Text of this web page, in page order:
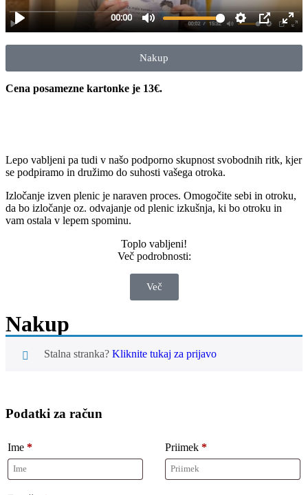
Nakup
Cena posamezne kartonke je 13€.
Lepo vabljeni pa tudi v našo podporno skupnost svobodnih ritk, kjer
se podpiramo in družimo do suhosti vašega otroka.
Izločanje izven plenic je naraven proces. Omogočite sebi in otroku,
da bo izločanje oz. odvajanje od plenic izkušnja, ki bo otroku in
vam ostala v lepem spominu.
Toplo vabljeni!
Več podrobnosti:
Več
Nakup
Stalna stranka? Kliknite tukaj za prijavo
Podatki za račun
Ime * Priimek *